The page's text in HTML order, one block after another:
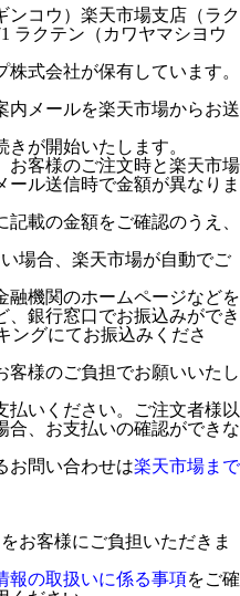
ンコウ）楽天市場支店（ラク
ラクテン（カワヤマシヨウ
式会社が保有しています。
内メールを楽天市場からお送
が開始いたします。
お客様のご注文時と楽天市場
ル送信時で金額が異なりま
載の金額をご確認のうえ、
場合、楽天市場が自動でご
融機関のホームページなどを
銀行窓口でお振込みができ
ングにてお振込みくださ
客様のご負担でお願いいたし
いください。ご注文者様以
合、お支払いの確認ができな
お問い合わせは楽天市場まで
お客様にご負担いただきま
報の取扱いに係る事項をご確